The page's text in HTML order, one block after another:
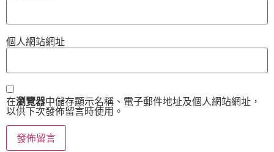
個人網站網址
在瀏覽器中儲存顯示名稱、電子郵件地址及個人網站網址，
以供下次發佈留言時使用。